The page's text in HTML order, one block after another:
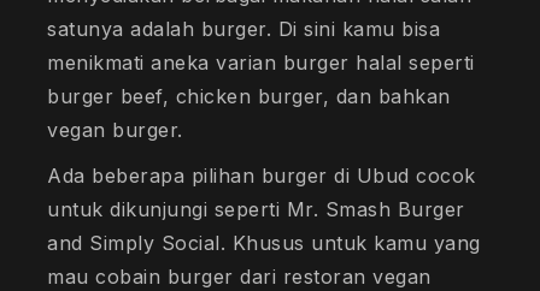
satunya adalah burger. Di sini kamu bisa
menikmati aneka varian burger halal seperti
burger beef, chicken burger, dan bahkan
vegan burger.
Ada beberapa pilihan burger di Ubud cocok
untuk dikunjungi seperti Mr. Smash Burger
and Simply Social. Khusus untuk kamu yang
mau cobain burger dari restoran vegan